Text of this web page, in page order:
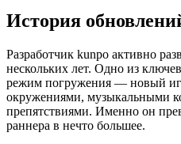
История
Разработчик kunpo активно
нескольких лет. Одно из
режим погружения — новый
окружениями, музыкальными
препятствиями. Именно он
раннера в нечто большее.